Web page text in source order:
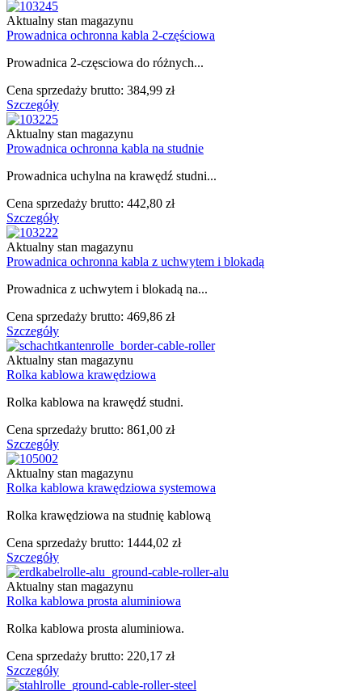
Aktualny stan magazynu
Prowadnica ochronna kabla 2-częściowa
Prowadnica 2-częsciowa do różnych...
Cena sprzedaży brutto: 384,99 zł
Szczegóły
Aktualny stan magazynu
Prowadnica ochronna kabla na studnie
Prowadnica uchylna na krawędź studni...
Cena sprzedaży brutto: 442,80 zł
Szczegóły
Aktualny stan magazynu
Prowadnica ochronna kabla z uchwytem i blokadą
Prowadnica z uchwytem i blokadą na...
Cena sprzedaży brutto: 469,86 zł
Szczegóły
Aktualny stan magazynu
Rolka kablowa krawędziowa
Rolka kablowa na krawędź studni.
Cena sprzedaży brutto: 861,00 zł
Szczegóły
Aktualny stan magazynu
Rolka kablowa krawędziowa systemowa
Rolka krawędziowa na studnię kablową
Cena sprzedaży brutto: 1444,02 zł
Szczegóły
Aktualny stan magazynu
Rolka kablowa prosta aluminiowa
Rolka kablowa prosta aluminiowa.
Cena sprzedaży brutto: 220,17 zł
Szczegóły